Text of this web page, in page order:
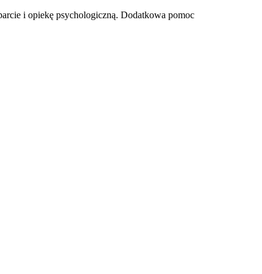
i opiekę psychologiczną. Dodatkowa pomoc